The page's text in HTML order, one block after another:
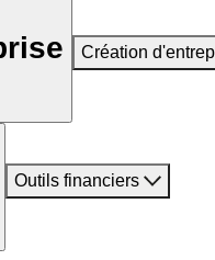
Création
Outils financiers